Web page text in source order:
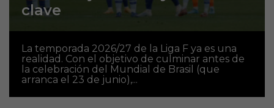
clave
La temporada 2026/27 de la Liga F ya es una
realidad. Con el objetivo de culminar antes de
la celebración del Mundial de Brasil (que
arranca el 23 de junio),...